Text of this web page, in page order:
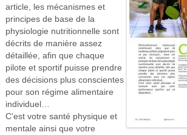
article, les mécanismes et
principes de base de la
physiologie nutritionnelle sont
décrits de manière assez
détaillée, afin que chaque
pilote et sportif puisse prendre
des décisions plus conscientes
pour son régime alimentaire
individuel…
C'est votre santé physique et
mentale ainsi que votre